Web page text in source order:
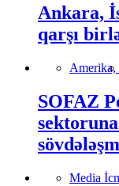
Ankara,
qarşı
Amerika,
SOFAZ
Media